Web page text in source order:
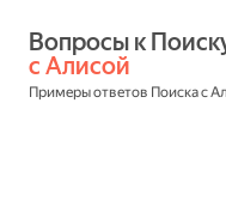
с Алисой
Примеры ответов Поиска с